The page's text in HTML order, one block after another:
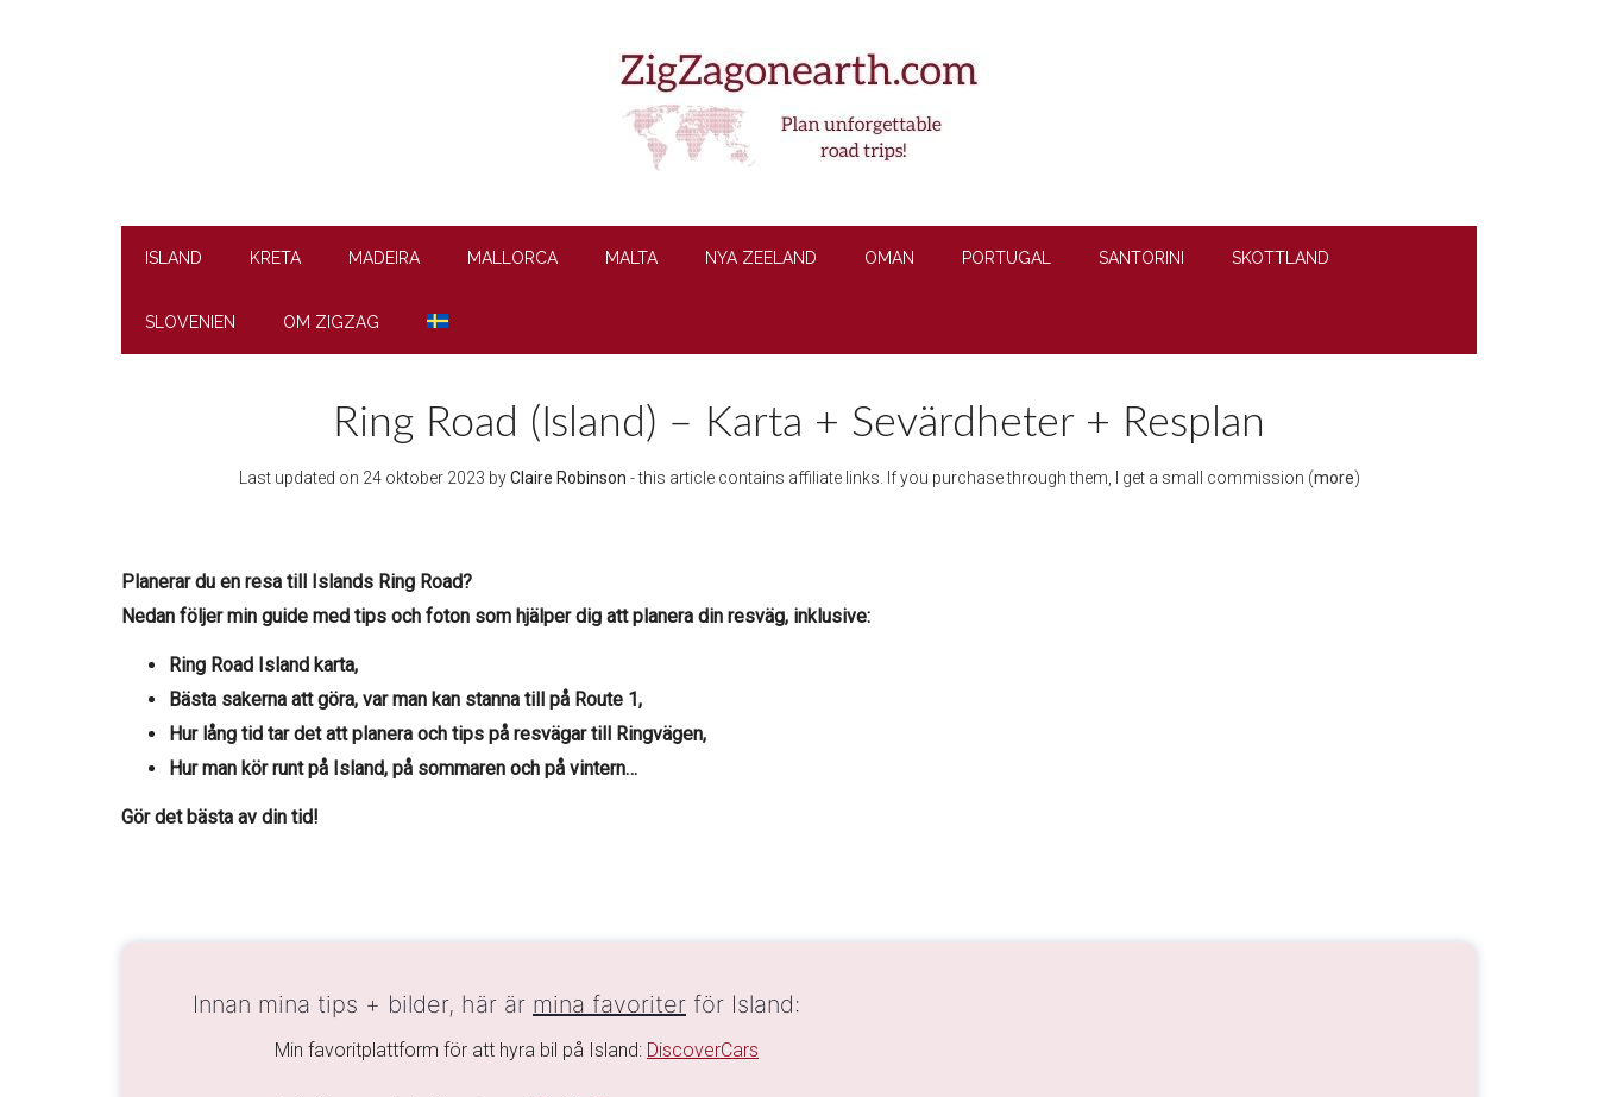
ISLAND KRETA MADEIRA MALLORCA MALTA NYA ZEELAND OMAN PORTUGAL SANTORINI SKOTTLAND
SLOVENIEN OM ZIGZAG
Ring Road (Island) – Karta + Sevärdheter + Resplan
Last updated on 24 oktober 2023 byClaire Robinson - this article contains affiliate links. If you purchase through them, I get a small commission (more)
Planerar du en resa till Islands Ring Road?
Nedan följer min guide med tips och foton som hjälper dig att planera din resväg, inklusive:
Ring Road Island karta,
Bästa sakerna att göra, var man kan stanna till på Route 1,
Hur lång tid tar det att planera och tips på resvägar till Ringvägen,
Hur man kör runt på Island, på sommaren och på vintern…
Gör det bästa av din tid!
Innan mina tips + bilder, här är mina favoriter för Island:
Min favoritplattform för att hyra bil på Island: DiscoverCars